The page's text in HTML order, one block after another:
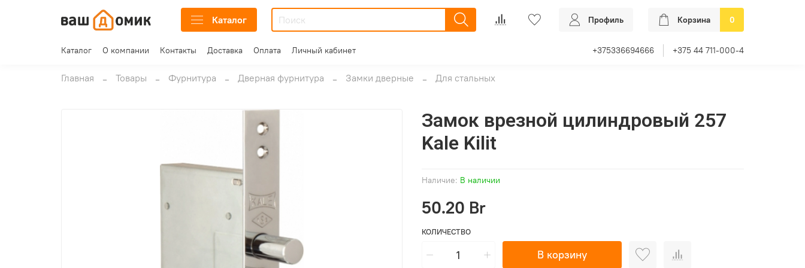
Каталог Профиль Корзина 0
Каталог О компании Контакты Доставка Оплата Личный кабинет +375336694666 +375 44 711-000-4
Главная Товары Фурнитура Дверная фурнитура Замки дверные Для стальных
Наличие: В наличии
Замок врезной цилиндровый 257
Kale Kilit
50.20 Br
КОЛИЧЕСТВО
В корзину